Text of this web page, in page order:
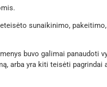
sunaikinimo,
buvo galimai panaudoti
arba yra kiti teisėti pagrindai